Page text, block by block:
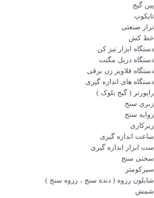
پین گیج
تایکوپ
تراز صنعتی
خط کش
دستگاه ابزار تیز کن
دستگاه دریل مگنت
دستگاه قلاویز زن برقی
دستگاه های اندازه گیری
راپورتر ( گیج بلوک )
زبری سنج
زوایه سنج
زیرکاری
ساعت اندازه گیری
ست ابزار اندازه گیری
سختی سنج
سیرکومتر
شابلون رزوه ( دنده سنج ، رزوه سنج )
شمش